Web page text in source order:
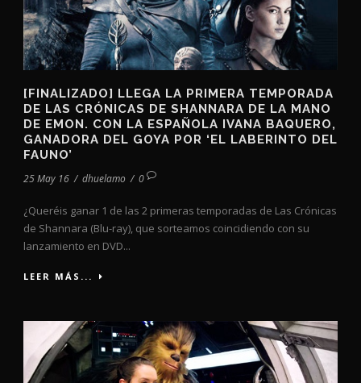
[FINALIZADO] LLEGA LA PRIMERA TEMPORADA
DE LAS CRÓNICAS DE SHANNARA DE LA MANO
DE EMON. CON LA ESPAÑOLA IVANA BAQUERO,
GANADORA DEL GOYA POR ‘EL LABERINTO DEL
FAUNO’
25 May 16 / dhuelamo / 0
¿Queréis ganar 1 de las 2 primeras temporadas de Las Crónicas
de Shannara (Blu-ray), que sorteamos coincidiendo con su
lanzamiento en DVD...
LEER MÁS...